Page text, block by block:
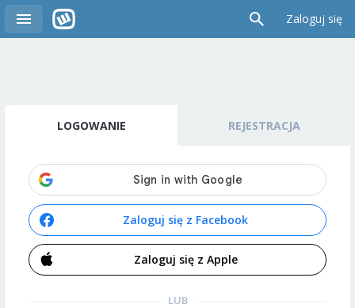
Zaloguj się
LOGOWANIE REJESTRACJA
Zaloguj się z Facebook
Zaloguj się z Apple
LUB